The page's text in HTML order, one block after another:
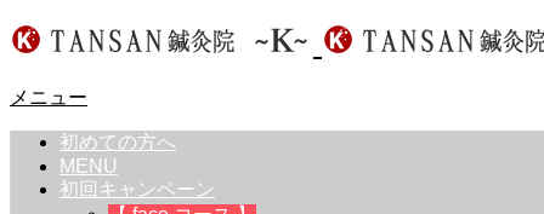
メニュー
初めての方へ
MENU
初回キャンペーン